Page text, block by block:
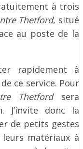
à trois
Thetford, situé
au poste de la
rapidement à
ce service. Pour
Thetford sera
J’invite donc la
de petits gestes
matériaux à